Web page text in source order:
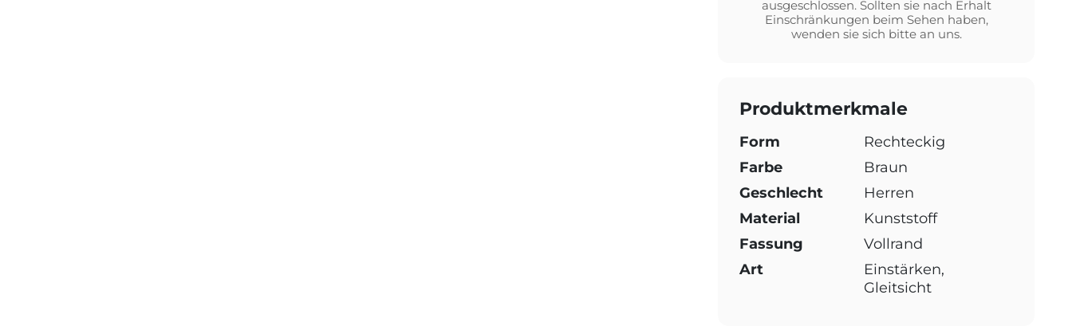
ausgeschlossen. Sollten sie nach Erhalt
Einschränkungen beim Sehen haben,
wenden sie sich bitte an uns.
Produktmerkmale
Form
Rechteckig
Farbe
Braun
Geschlecht
Herren
Material
Kunststoff
Fassung
Vollrand
Art
Einstärken,
Gleitsicht